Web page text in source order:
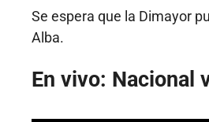
Se espera que la Dimayor
Alba.
En vivo: Nacional